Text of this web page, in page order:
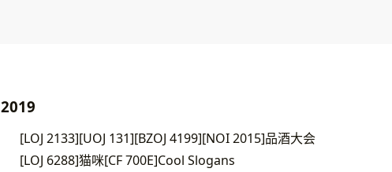
2019
[LOJ 2133][UOJ 131][BZOJ 4199][NOI 2015]品酒大会
[LOJ 6288]猫咪[CF 700E]Cool Slogans